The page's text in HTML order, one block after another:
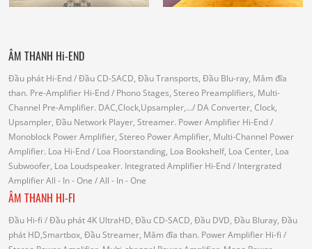
ÂM THANH Hi-END
Đầu phát Hi-End/ Đầu CD-SACD, Đầu Transports, Đầu Blu-ray, Mâm đĩa
than. Pre-Amplifier Hi-End/ Phono Stages, Stereo Preamplifiers, Multi-
Channel Pre-Amplifier. DAC,Clock,Upsampler,.../ DA Converter, Clock,
Upsampler, Đầu Network Player, Streamer. Power Amplifier Hi-End/
Monoblock Power Amplifier, Stereo Power Amplifier, Multi-Channel Power
Amplifier. Loa Hi-End/ Loa Floorstanding, Loa Bookshelf, Loa Center, Loa
Subwoofer, Loa Loudspeaker. Integrated Amplifier Hi-End/ Intergrated
AmplifierAll - In - One / All - In - One
ÂM THANH HI-FI
Đầu Hi-fi / Đầu phát 4K UltraHD, Đầu CD-SACD, Đầu DVD, Đầu Bluray, Đầu
phát HD,Smartbox, Đầu Streamer, Mâm đĩa than. Power Amplifier Hi-fi /